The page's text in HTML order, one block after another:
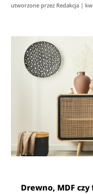
utworzone przez Redakcja |
Drewno, MDF